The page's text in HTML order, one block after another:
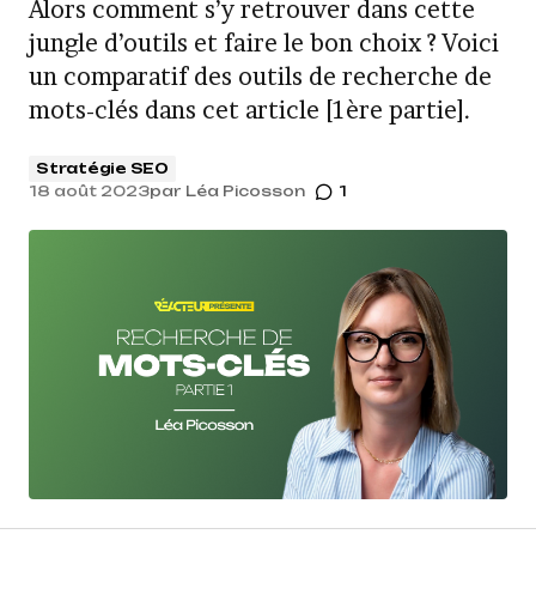
Alors comment s’y retrouver dans cette
jungle d’outils et faire le bon choix ? Voici
un comparatif des outils de recherche de
mots-clés dans cet article [1ère partie].
Stratégie SEO
18 août 2023par Léa Picosson 1